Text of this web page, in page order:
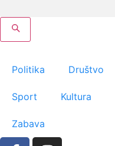
Politika Društvo
Sport Kultura
Zabava